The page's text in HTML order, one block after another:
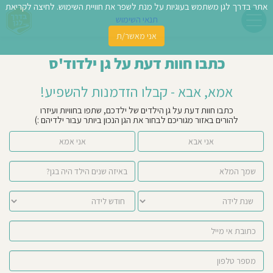
כתבו חוות דעת על גן ילדוד'ס
אמא, אבא - קבלו הזדמנות להשפיע!
כתבו חוות דעת על גן הילדים של ילדכם, שתפו בחוויות ועיזרו
להורים באזור מגוריכם לבחור את הגן הנכון ביותר עבור ילדיהם :)
אני אמא אני אבא
אתר בדרך לגן משתמש בעוגיות על מנת לשפר את חוויית השימוש. לחיצה לקריאת
תנאי השימוש
אני מאשר/ת